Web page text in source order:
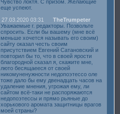
Чувство локтя. С призом. Желающие
еще успеют.
27.03.2020 03:31
TheTrumpeter
Уважаемые г. редакторы. Позвольте
спросить. Если бы вашему (мне всё
меньше хочется называть его своим)
сайту оказал честь своим
присутствием Евгений Сатановский и
повторил бы то, что в своей ярости
благородной сказал я, скажите мне,
люто бесящаееся от своей
никомуненужности недопоэтессо оле
тоже дало бы ему двенадцать часов на
удаление мнения, угрожая ему, ли
сайтом всё-таки не распоряжаются
недопоэтессы и прямо рьяные до
хорькового аромата защитницы врагов
моей страны?